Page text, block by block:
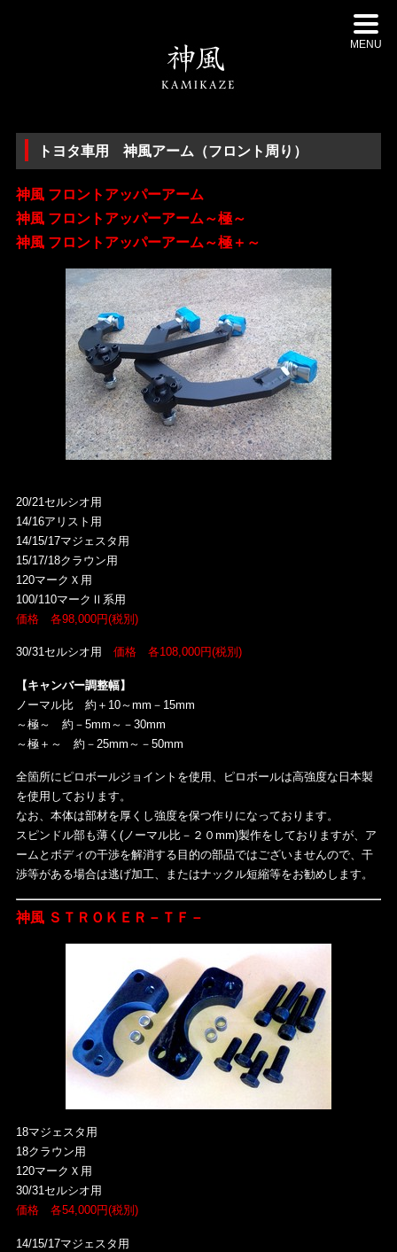
MENU
トヨタ車用 神風アーム（フロント周り）
神風 フロントアッパーアーム
神風 フロントアッパーアーム～極～
神風 フロントアッパーアーム～極＋～
20/21セルシオ用
14/16アリスト用
14/15/17マジェスタ用
15/17/18クラウン用
120マークＸ用
100/110マークⅡ系用
価格 各98,000円(税別)
30/31セルシオ用 価格 各108,000円(税別)
【キャンバー調整幅】
ノーマル比 約＋10～mm－15mm
～極～ 約－5mm～－30mm
～極＋～ 約－25mm～－50mm
全箇所にピロボールジョイントを使用、ピロボールは高強度な日本製
を使用しております。
なお、本体は部材を厚くし強度を保つ作りになっております。
スピンドル部も薄く(ノーマル比－２０mm)製作をしておりますが、ア
ームとボディの干渉を解消する目的の部品ではございませんので、干
渉等がある場合は逃げ加工、またはナックル短縮等をお勧めします。
神風 ＳＴＲＯＫＥＲ－ＴＦ－
18マジェスタ用
18クラウン用
120マークＸ用
30/31セルシオ用
価格 各54,000円(税別)
14/15/17マジェスタ用